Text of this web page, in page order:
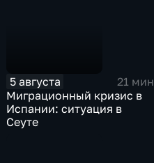
5 августа
21 мин
Миграционный кризис в
Испании: ситуация в
Сеуте